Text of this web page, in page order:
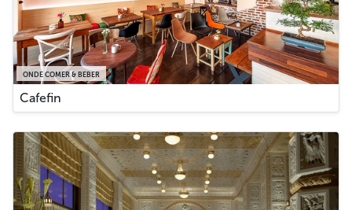
ONDE COMER & BEBER
Cafefin